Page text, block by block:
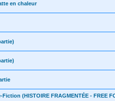
en chaleur
Fiction (HISTOIRE FRAGMENTÉE - FREE